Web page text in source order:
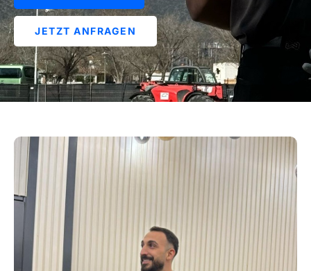
JETZT ANFRAGEN